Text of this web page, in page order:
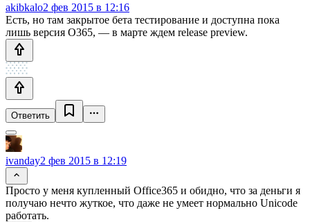
akibkalo2 фев 2015 в 12:16
Есть, но там закрытое бета тестирование и доступна пока
лишь версия O365, — в марте ждем release preview.
Ответить
ivanday2 фев 2015 в 12:19
Просто у меня купленный Office365 и обидно, что за деньги я
получаю нечто жуткое, что даже не умеет нормально Unicode
работать.